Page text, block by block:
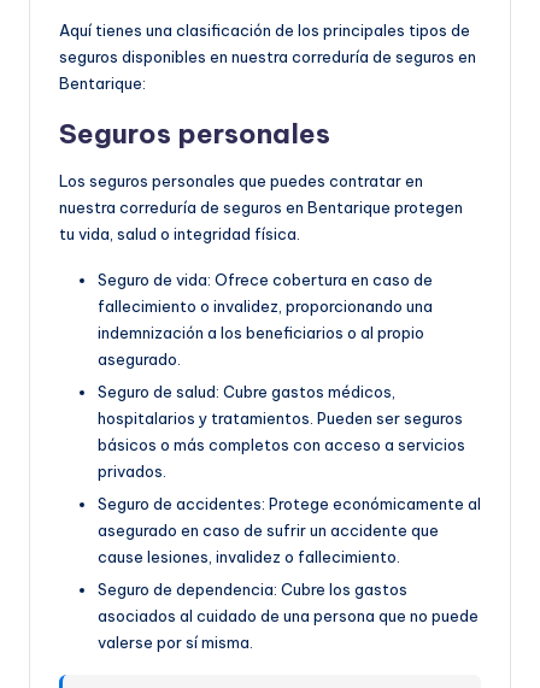
Aquí tienes una clasificación de los principales tipos de
seguros disponibles en nuestra correduría de seguros en
Bentarique:
Seguros personales
Los seguros personales que puedes contratar en
nuestra correduría de seguros en Bentarique protegen
tu vida, salud o integridad física.
Seguro de vida: Ofrece cobertura en caso de
fallecimiento o invalidez, proporcionando una
indemnización a los beneficiarios o al propio
asegurado.
Seguro de salud: Cubre gastos médicos,
hospitalarios y tratamientos. Pueden ser seguros
básicos o más completos con acceso a servicios
privados.
Seguro de accidentes: Protege económicamente al
asegurado en caso de sufrir un accidente que
cause lesiones, invalidez o fallecimiento.
Seguro de dependencia: Cubre los gastos
asociados al cuidado de una persona que no puede
valerse por sí misma.